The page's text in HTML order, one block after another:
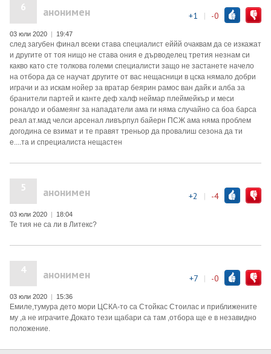
6 анонимен +1 | -0
03 юли 2020 | 19:47
след загубен финал всеки става специалист еййй очаквам да се изкажат
и другите от тоя нищо не става ония е дърводелец третия незнам си
какво като сте толкова големи специалисти защо не застанете начело
на отбора да се научат другите от вас нещасници в цска нямало добри
играчи и аз искам нойер за вратар беярин рамос ван дайк и алба за
бранители партей и канте деф халф неймар плеймейкър и меси
роналдо и обамеянг за нападатели ама ги няма случайно са боа барса
реал ат.мад челси арсенал ливърпул байерн ПСЖ ама няма проблем
догодина се взимат и те правят треньор да провалиш сезона да ти
е....та и спрециалиста нещастен
5 анонимен +2 | -4
03 юли 2020 | 18:04
Те тия не са ли в Литекс?
4 анонимен +7 | -0
03 юли 2020 | 15:36
Емиле,тумура дето мори ЦСКА-то са Стойкас Стоилас и приближените
му ,а не играчите.Докато тези щабари са там ,отбора ще е в незавидно
положение.